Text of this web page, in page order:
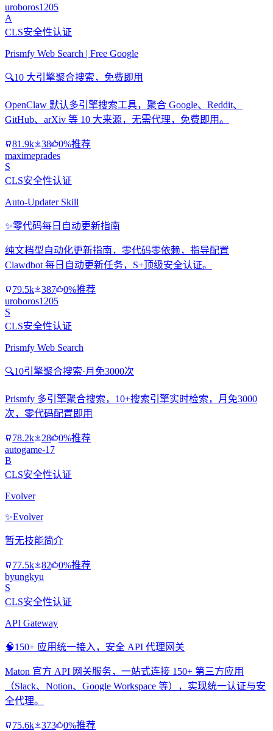
uroboros1205
A
CLS安全性认证
Prismfy Web Search | Free Google
🔍10 大引擎聚合搜索，免费即用
OpenClaw 默认多引擎搜索工具，聚合 Google、Reddit、
GitHub、arXiv 等 10 大来源，无需代理，免费即用。
81.9k 38
0%推荐
maximeprades
S
CLS安全性认证
Auto-Updater Skill
✨零代码每日自动更新指南
纯文档型自动化更新指南，零代码零依赖，指导配置
Clawdbot 每日自动更新任务，S+顶级安全认证。
79.5k 387
0%推荐
uroboros1205
S
CLS安全性认证
Prismfy Web Search
🔍10引擎聚合搜索·月免3000次
Prismfy 多引擎聚合搜索，10+搜索引擎实时检索，月免3000
次，零代码配置即用
78.2k 28
0%推荐
autogame-17
B
CLS安全性认证
Evolver
✨Evolver
暂无技能简介
77.5k 82
0%推荐
byungkyu
S
CLS安全性认证
API Gateway
🧠150+ 应用统一接入，安全 API 代理网关
Maton 官方 API 网关服务，一站式连接 150+ 第三方应用
（Slack、Notion、Google Workspace 等），实现统一认证与安
全代理。
75.6k 373
0%推荐